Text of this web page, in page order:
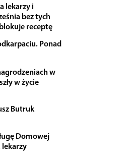
lekarzy i
bez tych
receptę
Ponad
w
w życie
Butruk
Domowej
lekarzy